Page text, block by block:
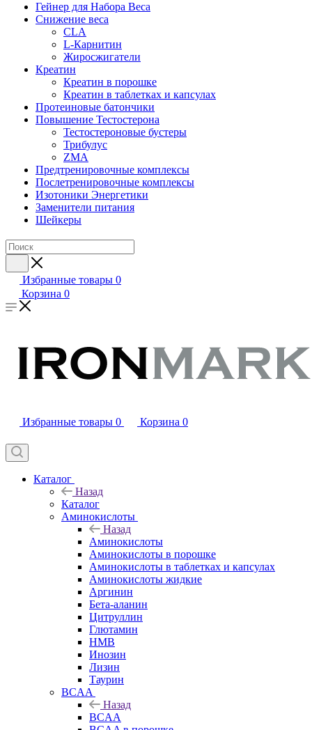
Гейнер для Набора Веса
Снижение веса
CLA
L-Карнитин
Жиросжигатели
Креатин
Креатин в порошке
Креатин в таблетках и капсулах
Протеиновые батончики
Повышение Тестостерона
Тестостероновые бустеры
Трибулус
ZMA
Предтренировочные комплексы
Послетренировочные комплексы
Изотоники Энергетики
Заменители питания
Шейкеры
Избранные товары 0
Корзина 0
Избранные товары 0 Корзина 0
Каталог
Назад
Каталог
Аминокислоты
Назад
Аминокислоты
Аминокислоты в порошке
Аминокислоты в таблетках и капсулах
Аминокислоты жидкие
Аргинин
Бета-аланин
Цитруллин
Глютамин
HMB
Инозин
Лизин
Таурин
BCAA
Назад
BCAA